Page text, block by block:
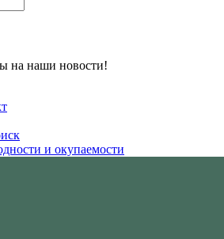
на наши новости!
и окупаемости